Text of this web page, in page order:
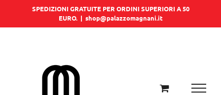
SPEDIZIONI GRATUITE PER ORDINI SUPERIORI A 50
EURO. | shop@palazzomagnani.it